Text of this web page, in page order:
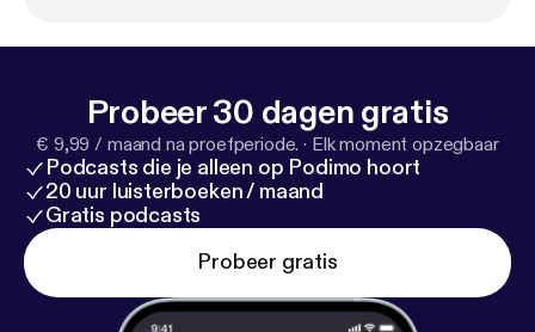
Probeer 30 dagen gratis
€ 9,99 / maand na proefperiode. · Elk moment opzegbaar
Podcasts die je alleen op Podimo hoort
20 uur luisterboeken / maand
Gratis podcasts
Probeer gratis